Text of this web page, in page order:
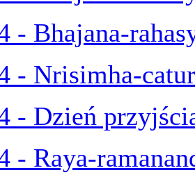
- Bhajana-
- Nrisimha-
- Dzień
- Raya-